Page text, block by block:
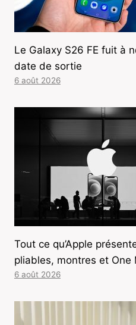
Le Galaxy S26 FE fuit à
date de sortie
6 août 2026
Tout ce qu’Apple
pliables, montres et One
6 août 2026